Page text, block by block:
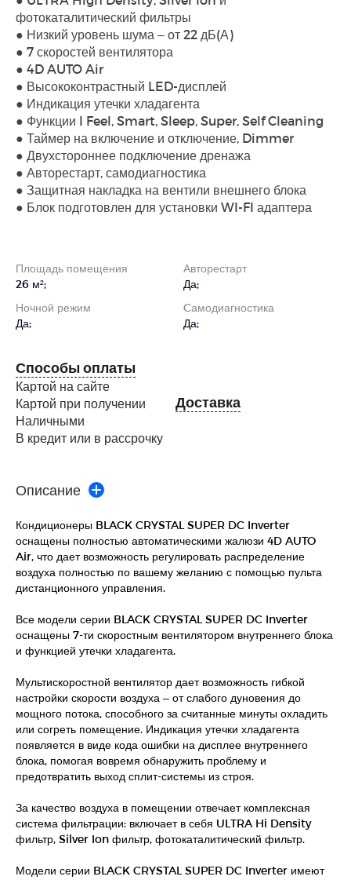
фотокаталитический фильтры
● Низкий уровень шума – от 22 дБ(А)
● 7 скоростей вентилятора
● 4D AUTO Air
● Высококонтрастный LED-дисплей
● Индикация утечки хладагента
● Функции I Feel, Smart, Sleep, Super, Self Cleaning
● Таймер на включение и отключение, Dimmer
● Двухстороннее подключение дренажа
● Авторестарт, самодиагностика
● Защитная накладка на вентили внешнего блока
● Блок подготовлен для установки WI-FI адаптера
Площадь помещения
26 м²;
Авторестарт
Да;
Ночной режим
Да;
Cамодиагностика
Да;
Способы оплаты
Картой на сайте
Картой при получении
Наличными
В кредит или в рассрочку
Доставка
Описание
Кондиционеры BLACK CRYSTAL SUPER DC Inverter
оснащены полностью автоматическими жалюзи 4D AUTO
Air, что дает возможность регулировать распределение
воздуха полностью по вашему желанию с помощью пульта
дистанционного управления.
Все модели серии BLACK CRYSTAL SUPER DC Inverter
оснащены 7-ти скоростным вентилятором внутреннего блока
и функцией утечки хладагента.
Мультискоростной вентилятор дает возможность гибкой
настройки скорости воздуха – от слабого дуновения до
мощного потока, способного за считанные минуты охладить
или согреть помещение. Индикация утечки хладагента
появляется в виде кода ошибки на дисплее внутреннего
блока, помогая вовремя обнаружить проблему и
предотвратить выход сплит-системы из строя.
За качество воздуха в помещении отвечает комплексная
система фильтрации: включает в себя ULTRA Hi Density
фильтр, Silver Ion фильтр, фотокаталитический фильтр.
Модели серии BLACK CRYSTAL SUPER DC Inverter имеют